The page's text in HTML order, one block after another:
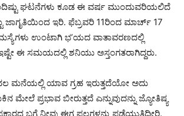
ಘಟನೆಗಳು ಕೂಡ ಈ ವರ್ಷ ಮುಂದುವರಿಯಲಿದೆ
ಜಾಗೃತಿಯಿಂದ ಇರಿ. ಫೆಬ್ರವರಿ 11ರಿಂದ ಮಾರ್ಚ್ 17
ಉಂಟಾಗಿ ಭ’ಯದ ವಾತಾವರಣದಲ್ಲಿ
ಈ ಸಮಯದಲ್ಲಿ ಶನಿಯು ಅಸ್ತಂಗತರಾಗಿದ್ದರು.
ಮನೆಯಲ್ಲಿ ಯಾವ ಗ್ರಹ ಇರುತ್ತದೆಯೋ ಅದು
ಮೇಲೆ ಪ್ರಭಾವ ಬೀರುತ್ತದೆ ಎನ್ನುವುದನ್ನು ಜ್ಯೋತಿಷ್ಯ
ಬಗ್ಗೆ ನೀವು ಈಗ ಫಲಗಳನ್ನು ಪಡೆಯುತ್ತಿದ್ದೀರಿ.